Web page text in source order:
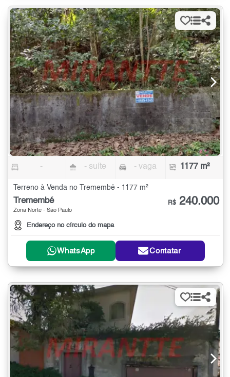
- - suíte - vaga 1177 m²
Terreno à Venda no Tremembé - 1177 m²
Tremembé
Zona Norte - São Paulo
Endereço no círculo do mapa
R$ 240.000
WhatsApp Contatar